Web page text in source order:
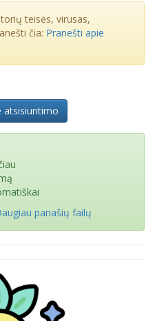
teisės, virusas,
čia: Pranešti apie
atsisiuntimo
panašių failų